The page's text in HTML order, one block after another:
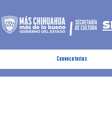
Convocatorias